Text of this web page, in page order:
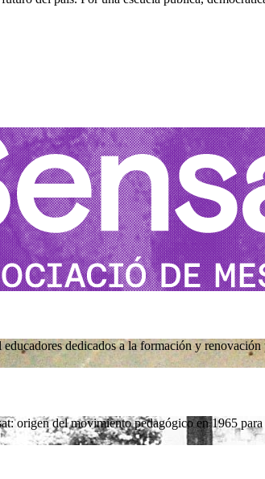
dedicados a la formación y
origen del movimiento pedagógico en 1965